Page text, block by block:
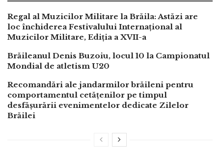
Regal al Muzicilor Militare la Brăila: Astăzi are
loc închiderea Festivalului Internațional al
Muzicilor Militare, Ediția a XVII-a
Brăileanul Denis Buzoiu, locul 10 la Campionatul
Mondial de atletism U20
Recomandări ale jandarmilor brăileni pentru
comportamentul cetățenilor pe timpul
desfășurării evenimentelor dedicate Zilelor
Brăilei